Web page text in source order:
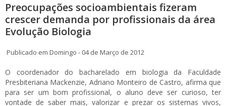
Preocupações socioambientais fizeram
crescer demanda por profissionais da área
Evolução Biologia
Publicado em Domingo - 04 de Março de 2012
O coordenador do bacharelado em biologia da Faculdade
Presbiteriana Mackenzie, Adriano Monteiro de Castro, afirma que
para ser um bom profissional, o aluno deve ser curioso, ter
vontade de saber mais, valorizar e prezar os sistemas vivos,